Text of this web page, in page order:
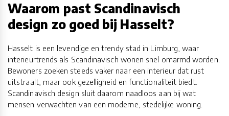
Waarom past Scandinavisch
design zo goed bij Hasselt?
Hasselt is een levendige en trendy stad in Limburg, waar
interieurtrends als Scandinavisch wonen snel omarmd worden.
Bewoners zoeken steeds vaker naar een interieur dat rust
uitstraalt, maar ook gezelligheid en functionaliteit biedt.
Scandinavisch design sluit daarom naadloos aan bij wat
mensen verwachten van een moderne, stedelijke woning.